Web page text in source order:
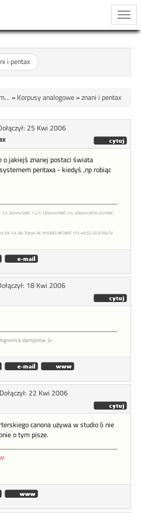
i pentax
» Korpusy analogowe»znani i pentax
25 Kwi 2006
o jakiejś znanej postaci świata
pentaxa - kiedyś ,np robiąc
35mm/SMC 1:2.5 135mm/SMC 1:4 200mm/KT6-2X/SMC
FA 1:4 28-70mm AL /K100D/AF280T /Y2 49,52,55,67(6x7)/
18 Kwi 2006
Vampirów :)=
Dołączył: 22 Kwi 2006
canona używa w studio (i nie
o tym pisze.